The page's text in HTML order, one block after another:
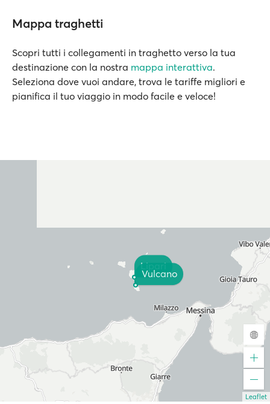
Mappa traghetti
Scopri tutti i collegamenti in traghetto verso la tua
destinazione con la nostra mappa interattiva.
Seleziona dove vuoi andare, trova le tariffe migliori e
pianifica il tuo viaggio in modo facile e veloce!
Lipari
Vulcano
Leaflet